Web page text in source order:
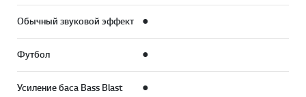
Обычный звуковой эффект ●
Футбол ●
Усиление баса Bass Blast ●